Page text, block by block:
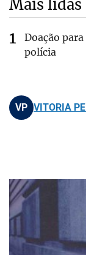
Mais lidas
Doação
polícia
VP VITORIA